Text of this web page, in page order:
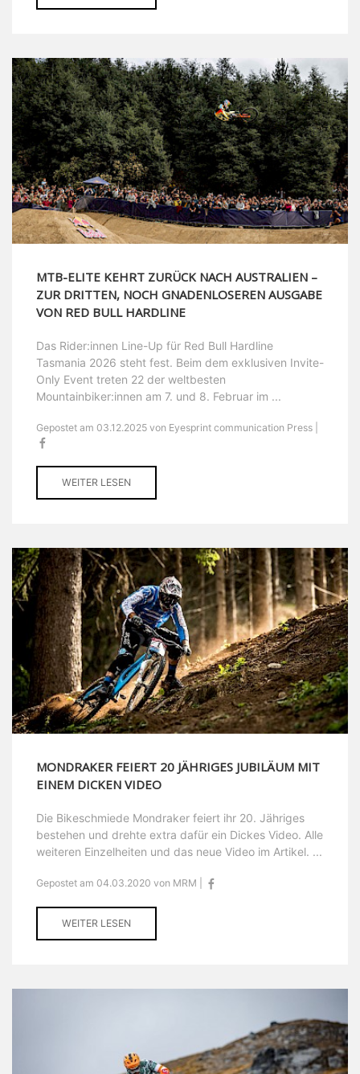
MTB-ELITE KEHRT ZURÜCK NACH AUSTRALIEN –
ZUR DRITTEN, NOCH GNADENLOSEREN AUSGABE
VON RED BULL HARDLINE
Das Rider:innen Line-Up für Red Bull Hardline
Tasmania 2026 steht fest. Beim dem exklusiven Invite-
Only Event treten 22 der weltbesten
Mountainbiker:innen am 7. und 8. Februar im ...
Gepostet am 03.12.2025 von Eyesprint communication Press |
WEITER LESEN
MONDRAKER FEIERT 20 JÄHRIGES JUBILÄUM MIT
EINEM DICKEN VIDEO
Die Bikeschmiede Mondraker feiert ihr 20. Jähriges
bestehen und drehte extra dafür ein Dickes Video. Alle
weiteren Einzelheiten und das neue Video im Artikel. ...
Gepostet am 04.03.2020 von MRM |
WEITER LESEN